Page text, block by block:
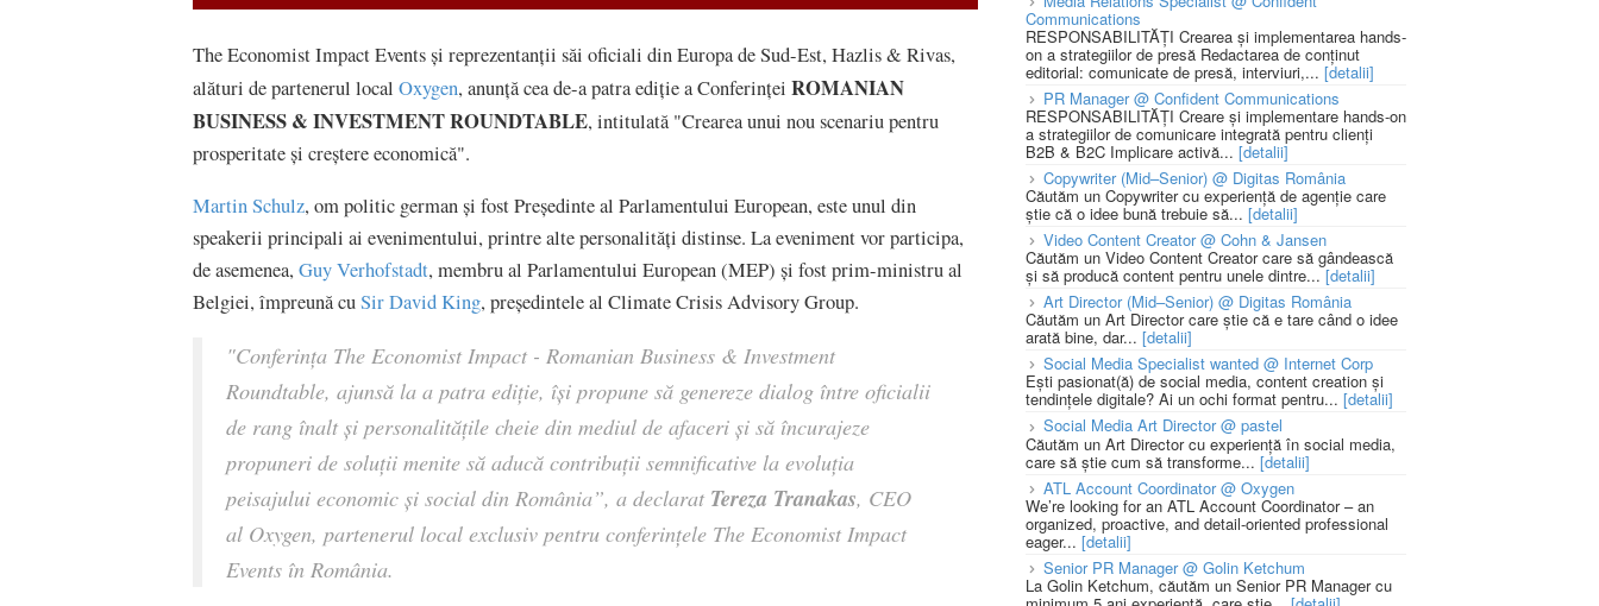
The Economist Impact Events și reprezentanții săi oficiali din Europa de Sud-Est, Hazlis & Rivas,
alături de partenerul local Oxygen, anunță cea de-a patra ediție a Conferinței ROMANIAN
BUSINESS & INVESTMENT ROUNDTABLE, intitulată "Crearea unui nou scenariu pentru
prosperitate și creștere economică".
Martin Schulz, om politic german și fost Președinte al Parlamentului European, este unul din
speakerii principali ai evenimentului, printre alte personalități distinse. La eveniment vor participa,
de asemenea, Guy Verhofstadt, membru al Parlamentului European (MEP) și fost prim-ministru al
Belgiei, împreună cuSir David King, președintele al Climate Crisis Advisory Group.
"Conferința The Economist Impact - Romanian Business & Investment
Roundtable, ajunsă la a patra ediție, își propune să genereze dialog între oficialii
de rang înalt și personalitățile cheie din mediul de afaceri și să încurajeze
propuneri de soluții menite să aducă contribuții semnificative la evoluția
peisajului economic și social din România”, a declarat Tereza Tranakas, CEO
al Oxygen, partenerul local exclusiv pentru conferințele The Economist Impact
Events în România.
Communications
RESPONSABILITĂȚI Crearea și implementarea hands-
on a strategiilor de presă Redactarea de conținut
editorial: comunicate de presă, interviuri,... [detalii]
PR Manager @ Confident Communications
RESPONSABILITĂȚI Creare și implementare hands-on
a strategiilor de comunicare integrată pentru clienți
B2B & B2C Implicare activă... [detalii]
Copywriter (Mid–Senior) @ Digitas România
Căutăm un Copywriter cu experiență de agenție care
știe că o idee bună trebuie să... [detalii]
Video Content Creator @ Cohn & Jansen
Căutăm un Video Content Creator care să gândească
și să producă content pentru unele dintre... [detalii]
Art Director (Mid–Senior) @ Digitas România
Căutăm un Art Director care știe că e tare când o idee
arată bine, dar... [detalii]
Social Media Specialist wanted @ Internet Corp
Ești pasionat(ă) de social media, content creation și
tendințele digitale? Ai un ochi format pentru... [detalii]
Social Media Art Director @ pastel
Căutăm un Art Director cu experiență în social media,
care să știe cum să transforme... [detalii]
ATL Account Coordinator @ Oxygen
We’re looking for an ATL Account Coordinator – an
organized, proactive, and detail-oriented professional
eager... [detalii]
Senior PR Manager @ Golin Ketchum
La Golin Ketchum, căutăm un Senior PR Manager cu